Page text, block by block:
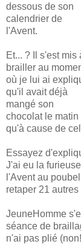
dessous de son
calendrier de
l'Avent.
Et... ? Il s'est mis
brailler au
où je lui ai
qu'il avait déjà
mangé son
chocolat le matin
qu'à cause de
Essayez
J'ai eu la
l'Avent au
retaper 21
JeuneHomme
séance de
n'ai pas plié